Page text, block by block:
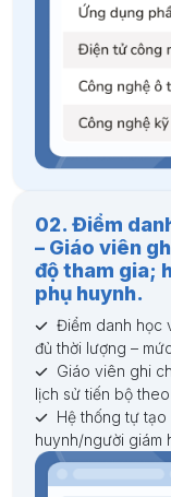
02. Điểm
– Giáo viên
độ tham gia;
phụ huynh.
Điểm danh học
đủ thời lượng –
Giáo viên ghi
lịch sử tiến bộ
Hệ thống tự
huynh/người giám